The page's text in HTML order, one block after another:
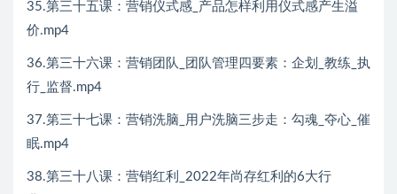
35.第三十五课：营销仪式感_产品怎样利用仪式感产生溢
价.mp4
36.第三十六课：营销团队_团队管理四要素：企划_教练_执
行_监督.mp4
37.第三十七课：营销洗脑_用户洗脑三步走：勾魂_夺心_催
眠.mp4
38.第三十八课：营销红利_2022年尚存红利的6大行